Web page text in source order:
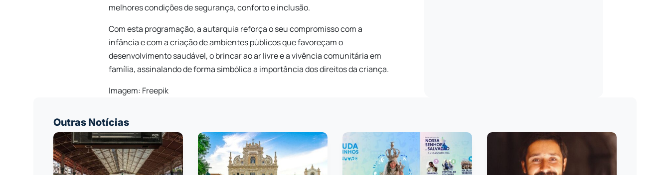
melhores condições de segurança, conforto e inclusão.
Com esta programação, a autarquia reforça o seu compromisso com a
infância e com a criação de ambientes públicos que favoreçam o
desenvolvimento saudável, o brincar ao ar livre e a vivência comunitária em
família, assinalando de forma simbólica a importância dos direitos da criança.
Imagem: Freepik
Outras Notícias